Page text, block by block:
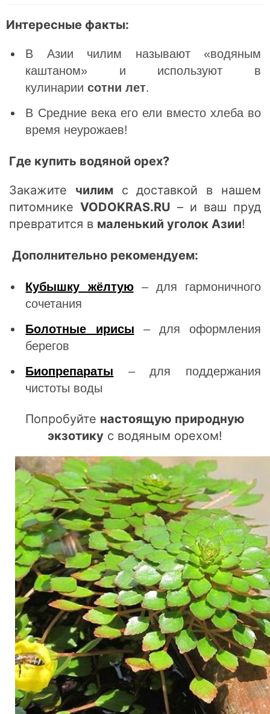
Интересные факты:
В Азии чилим называют «водяным
каштаном» и используют в
кулинариисотни лет.
В Средние века его ели вместо хлеба во
время неурожаев!
Где купить водяной орех?
Закажите чилимс доставкой в нашем
питомнике VODOKRAS.RU – и ваш пруд
превратится в маленький уголок Азии!
Дополнительно рекомендуем:
Кубышку жёлтую– для гармоничного
сочетания
Болотные ирисы – для оформления
берегов
Биопрепараты – для поддержания
чистоты воды
Попробуйте настоящую природную
экзотику с водяным орехом!